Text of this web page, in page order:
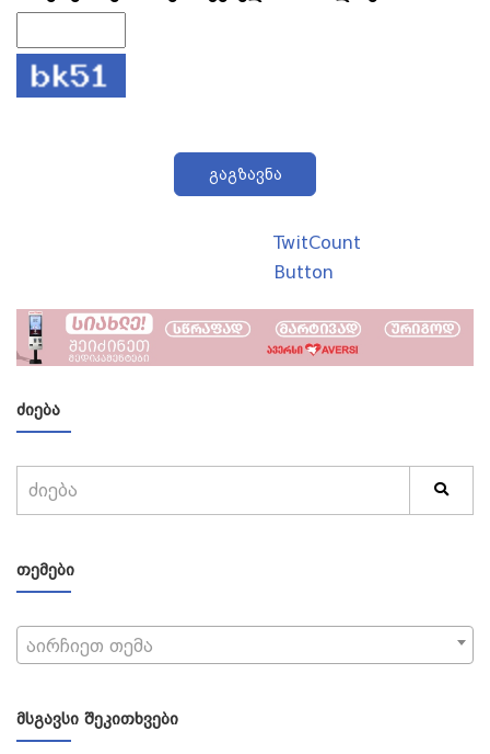
გაგზავნა
TwitCount
Button
ᲫᲘᲔᲑᲐ
ᲗᲔᲛᲔᲑᲘ
აირჩიეთ თემა
ᲛᲡᲒᲐᲕᲡᲘ ᲨᲔᲙᲘᲗᲮᲕᲔᲑᲘ